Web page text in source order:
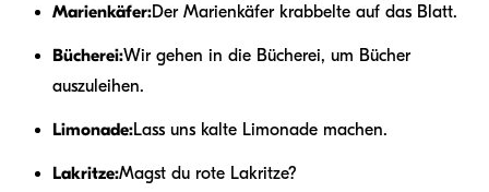
Marienkäfer:Der Marienkäfer krabbelte auf das Blatt.
Bücherei:Wir gehen in die Bücherei, um Bücher
auszuleihen.
Limonade:Lass uns kalte Limonade machen.
Lakritze:Magst du rote Lakritze?